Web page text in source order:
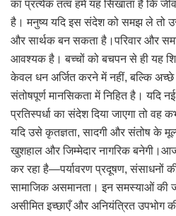
का प्रत्येक तत्व हमें यह सिखाता है कि
है। मनुष्य यदि इस संदेश को समझ ले तो
और सार्थक बन सकता है।परिवार और
आवश्यक है। बच्चों को बचपन से ही यह
केवल धन अर्जित करने में नहीं, बल्कि
संतोषपूर्ण मानसिकता में निहित है। यदि
प्रतिस्पर्धा का संदेश दिया जाएगा तो वह
यदि उसे कृतज्ञता, सादगी और संतोष के
खुशहाल और जिम्मेदार नागरिक
कर रहा है—पर्यावरण प्रदूषण, संसाधनों
सामाजिक असमानता। इन समस्याओं की
असीमित इच्छाएँ और अनियंत्रित उपभोग